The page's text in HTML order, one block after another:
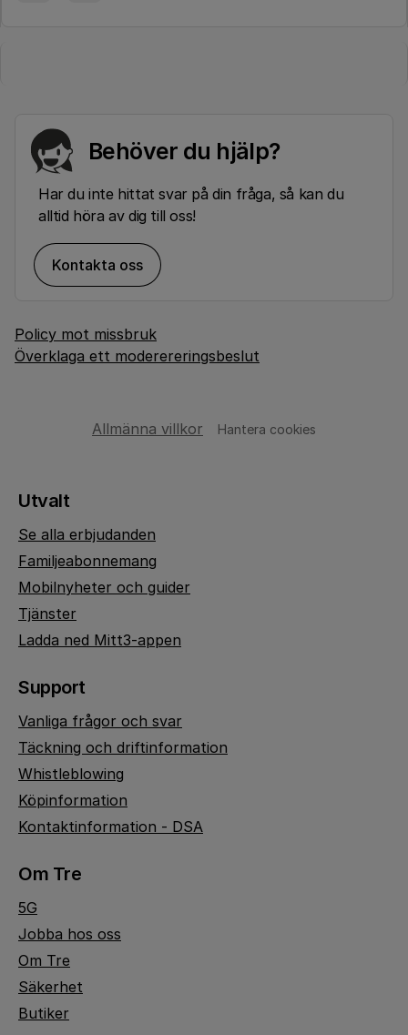
Behöver du hjälp?
Har du inte hittat svar på din fråga, så kan du
alltid höra av dig till oss!
Kontakta oss
Policy mot missbruk
Överklaga ett moderereringsbeslut
Allmänna villkor Hantera cookies
Utvalt
Se alla erbjudanden
Familjeabonnemang
Mobilnyheter och guider
Tjänster
Ladda ned Mitt3-appen
Support
Vanliga frågor och svar
Täckning och driftinformation
Whistleblowing
Köpinformation
Kontaktinformation - DSA
Om Tre
5G
Jobba hos oss
Om Tre
Säkerhet
Butiker